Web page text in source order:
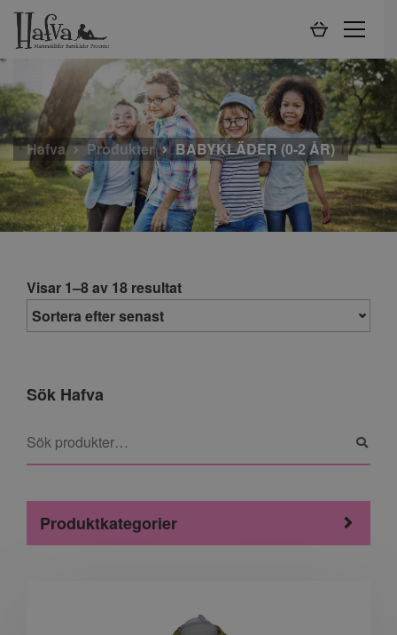
Hafva Produkter BABYKLÄDER (0-2 ÅR)
Visar 1–8 av 18 resultat
Sök Hafva
Produktkategorier